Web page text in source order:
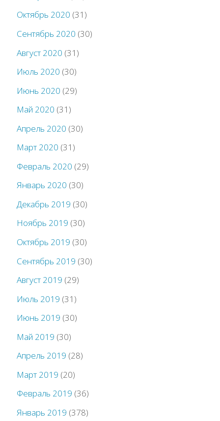
Октябрь 2020 (31)
Сентябрь 2020 (30)
Август 2020 (31)
Июль 2020 (30)
Июнь 2020 (29)
Май 2020 (31)
Апрель 2020 (30)
Март 2020 (31)
Февраль 2020 (29)
Январь 2020 (30)
Декабрь 2019 (30)
Ноябрь 2019 (30)
Октябрь 2019 (30)
Сентябрь 2019 (30)
Август 2019 (29)
Июль 2019 (31)
Июнь 2019 (30)
Май 2019 (30)
Апрель 2019 (28)
Март 2019 (20)
Февраль 2019 (36)
Январь 2019 (378)